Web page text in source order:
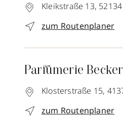
Kleikstraße 13, 52134
zum Routenplaner
Parfümerie Becker
Klosterstraße 15,
zum Routenplaner